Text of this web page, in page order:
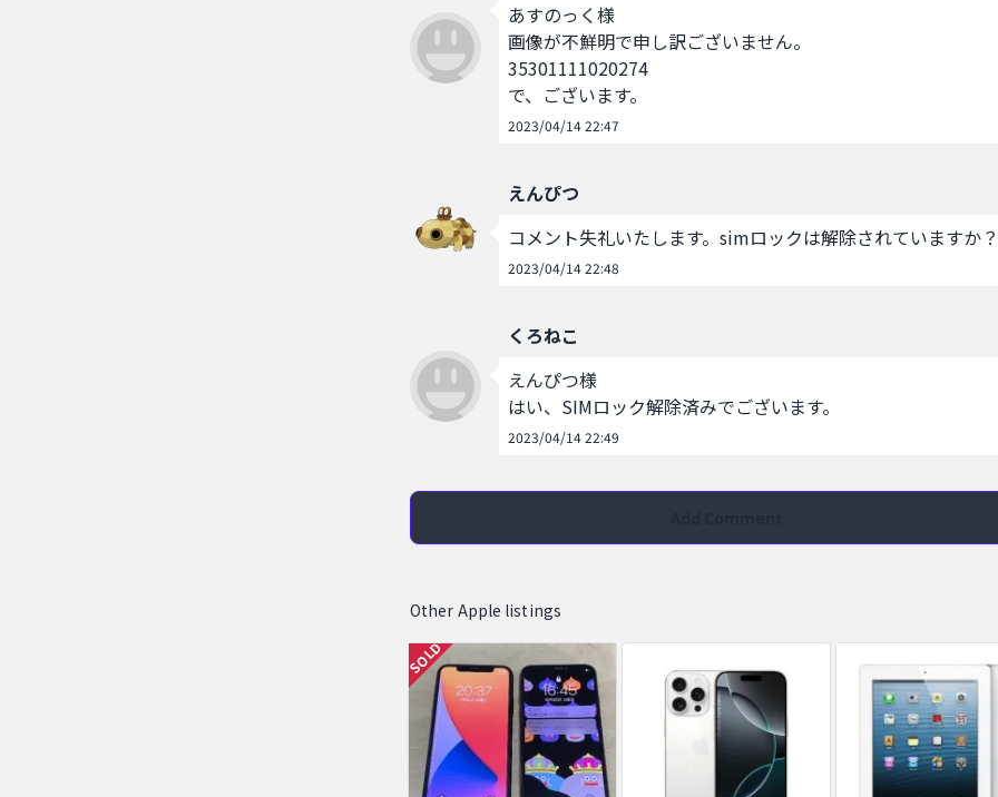
あすのっく様
画像が不鮮明で申し訳ございません。
35301111020274
で、ございます。
2023/04/14 22:47
えんぴつ
コメント失礼いたします。simロックは解除されていますか？
2023/04/14 22:48
くろねこ
えんぴつ様
はい、SIMロック解除済みでございます。
2023/04/14 22:49
Other Apple listings
SOLD